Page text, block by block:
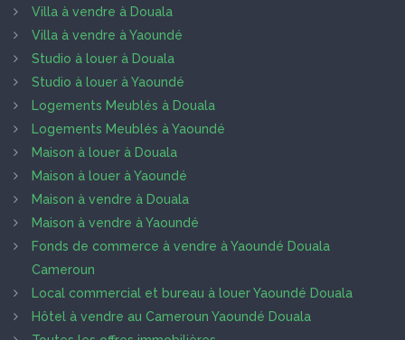
Villa à vendre à Douala
Villa à vendre à Yaoundé
Studio à louer à Douala
Studio à louer à Yaoundé
Logements Meublés à Douala
Logements Meublés à Yaoundé
Maison à louer à Douala
Maison à louer à Yaoundé
Maison à vendre à Douala
Maison à vendre à Yaoundé
Fonds de commerce à vendre à Yaoundé Douala
Cameroun
Local commercial et bureau à louer Yaoundé Douala
Hôtel à vendre au Cameroun Yaoundé Douala